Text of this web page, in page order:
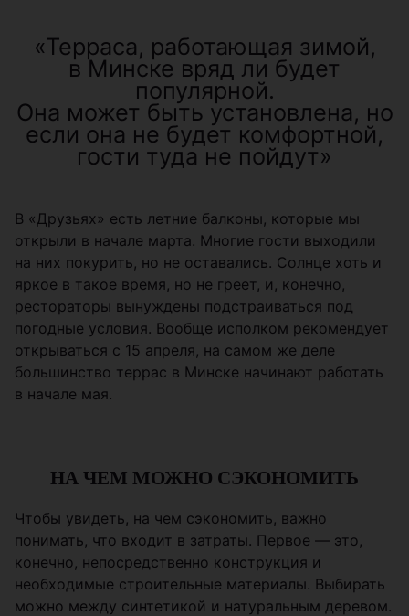
«Терраса, работающая зимой,
в Минске вряд ли будет
популярной.
Она может быть установлена, но
если она не будет комфортной,
гости туда не пойдут»
В «Друзьях» есть летние балконы, которые мы
открыли в начале марта. Многие гости выходили
на них покурить, но не оставались. Солнце хоть и
яркое в такое время, но не греет, и, конечно,
рестораторы вынуждены подстраиваться под
погодные условия. Вообще исполком рекомендует
открываться с 15 апреля, на самом же деле
большинство террас в Минске начинают работать
в начале мая.
НА ЧЕМ МОЖНО СЭКОНОМИТЬ
Чтобы увидеть, на чем сэкономить, важно
понимать, что входит в затраты. Первое — это,
конечно, непосредственно конструкция и
необходимые строительные материалы. Выбирать
можно между синтетикой и натуральным деревом.